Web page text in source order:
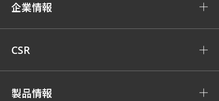
企業情報
CSR
製品情報